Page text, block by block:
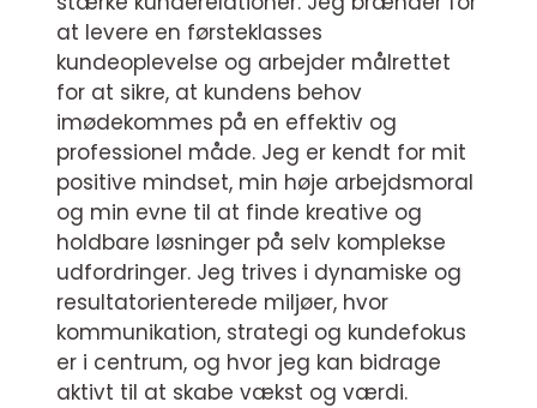
at levere en førsteklasses
kundeoplevelse og arbejder målrettet
for at sikre, at kundens behov
imødekommes på en effektiv og
professionel måde. Jeg er kendt for mit
positive mindset, min høje arbejdsmoral
og min evne til at finde kreative og
holdbare løsninger på selv komplekse
udfordringer. Jeg trives i dynamiske og
resultatorienterede miljøer, hvor
kommunikation, strategi og kundefokus
er i centrum, og hvor jeg kan bidrage
aktivt til at skabe vækst og værdi.